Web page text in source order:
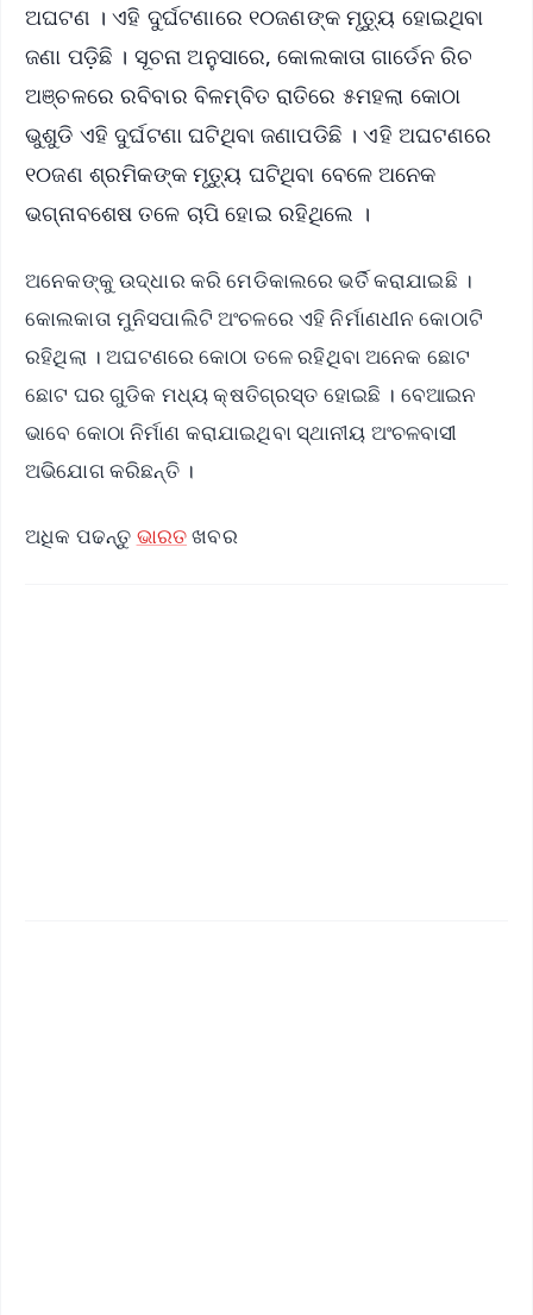
ଅଘଟଣ । ଏହି ଦୁର୍ଘଟଣାରେ ୧୦ଜଣଙ୍କ ମୃତ୍ୟୁ ହୋଇଥିବା
ଜଣା ପଡ଼ିଛି । ସୂଚନା ଅନୁସାରେ, କୋଲକାତା ଗାର୍ଡେନ ରିଚ
ଅଞ୍ଚଳରେ ରବିବାର ବିଳମ୍ବିତ ରାତିରେ ୫ମହଲା କୋଠା
ଭୁଶୁଡି ଏହି ଦୁର୍ଘଟଣା ଘଟିଥିବା ଜଣାପଡିଛି । ଏହି ଅଘଟଣରେ
୧୦ଜଣ ଶ୍ରମିକଙ୍କ ମୃତ୍ୟୁ ଘଟିଥିବା ବେଳେ ଅନେକ
ଭଗ୍ନାବଶେଷ ତଳେ ଚାପି ହୋଇ ରହିଥିଲେ ।
ଅନେକଙ୍କୁ ଉଦ୍ଧାର କରି ମେଡିକାଲରେ ଭର୍ତି କରାଯାଇଛି ।
କୋଲକାତା ମୁନିସପାଲିଟି ଅଂଚଳରେ ଏହି ନିର୍ମାଣଧୀନ କୋଠାଟି
ରହିଥିଲା । ଅଘଟଣରେ କୋଠା ତଳେ ରହିଥିବା ଅନେକ ଛୋଟ
ଛୋଟ ଘର ଗୁଡିକ ମଧ୍ୟ କ୍ଷତିଗ୍ରସ୍ତ ହୋଇଛି । ବେଆଇନ
ଭାବେ କୋଠା ନିର୍ମାଣ କରାଯାଇଥିବା ସ୍ଥାନୀୟ ଅଂଚଳବାସୀ
ଅଭିଯୋଗ କରିଛନ୍ତି ।
ଅଧିକ ପଢନ୍ତୁ ଭାରତଖବର